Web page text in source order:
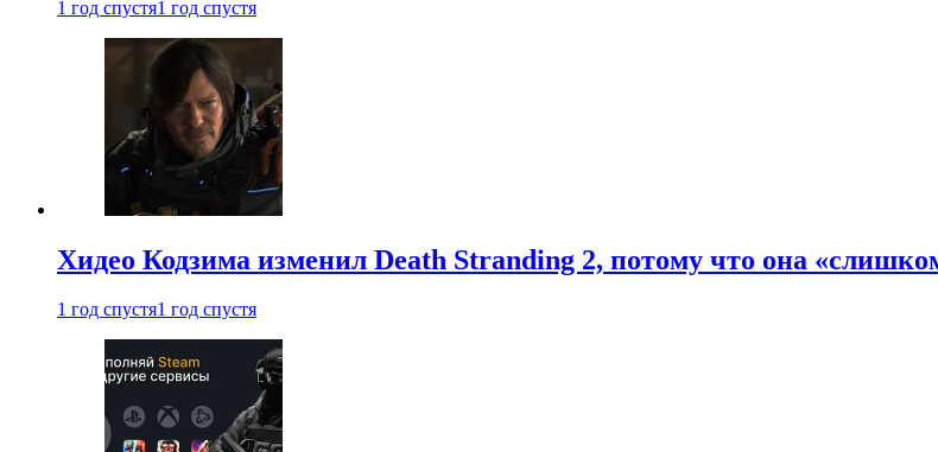
1 год спустя1 год спустя
Хидео Кодзима изменил Death Stranding 2, потому что она
1 год спустя1 год спустя